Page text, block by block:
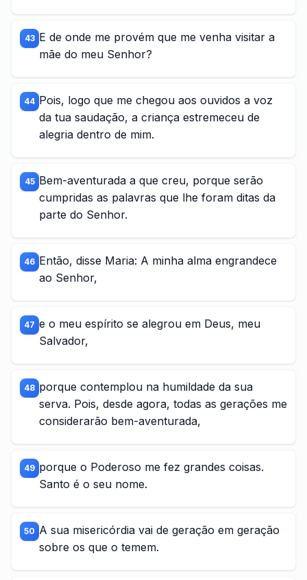
43 E de onde me provém que me venha visitar a
mãe do meu Senhor?
44 Pois, logo que me chegou aos ouvidos a voz
da tua saudação, a criança estremeceu de
alegria dentro de mim.
45 Bem-aventurada a que creu, porque serão
cumpridas as palavras que lhe foram ditas da
parte do Senhor.
46 Então, disse Maria: A minha alma engrandece
ao Senhor,
47 e o meu espírito se alegrou em Deus, meu
Salvador,
48 porque contemplou na humildade da sua
serva. Pois, desde agora, todas as gerações me
considerarão bem-aventurada,
49 porque o Poderoso me fez grandes coisas.
Santo é o seu nome.
50 A sua misericórdia vai de geração em geração
sobre os que o temem.